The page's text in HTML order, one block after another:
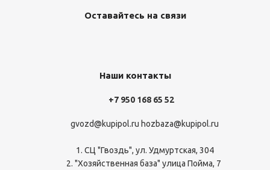
Оставайтесь на связи
Наши контакты
+7 950 168 65 52
gvozd@kupipol.ru hozbaza@kupipol.ru
1. СЦ "Гвоздь", ул. Удмуртская, 304
2. "Хозяйственная база" улица Пойма, 7